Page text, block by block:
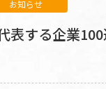
お知らせ
表する企業